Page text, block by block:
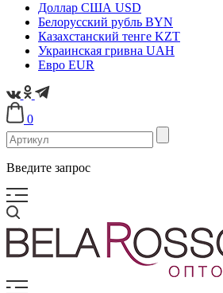
Доллар США USD
Белорусский рубль BYN
Казахстанский тенге KZT
Украинская гривна UAH
Евро EUR
0
Введите запрос